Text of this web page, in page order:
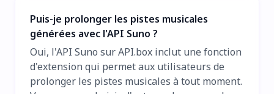
Puis-je prolonger les pistes musicales
générées avec l'API Suno ?
Oui, l'API Suno sur API.box inclut une fonction
d'extension qui permet aux utilisateurs de
prolonger les pistes musicales à tout moment.